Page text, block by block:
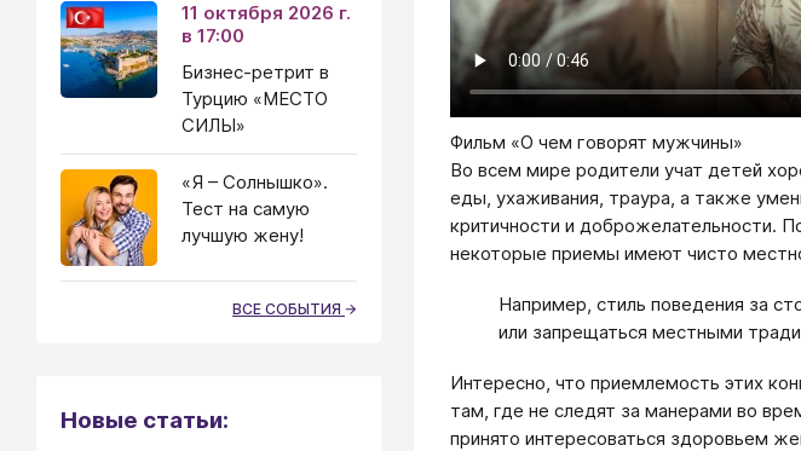
Фильм «О чем говорят мужчины»
Во всем мире родители учат детей
еды, ухаживания, траура, а также
критичности и доброжелательности.
некоторые приемы имеют чисто
Например, стиль поведения за
или запрещаться местными
Интересно, что приемлемость этих
там, где не следят за манерами во
принято интересоваться здоровьем
11 октября 2026 г.
в 17:00
Бизнес-ретрит в
Турцию «МЕСТО
СИЛЫ»
«Я – Солнышко».
Тест на самую
лучшую жену!
ВСЕ СОБЫТИЯ
Новые статьи: